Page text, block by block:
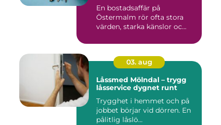
En bostadsaffär på
Östermalm rör ofta stora
värden, starka känslor oc...
03. aug
Låssmed Mölndal – trygg
låsservice dygnet runt
Trygghet i hemmet och på
jobbet börjar vid dörren. En
pålitlig låslö...